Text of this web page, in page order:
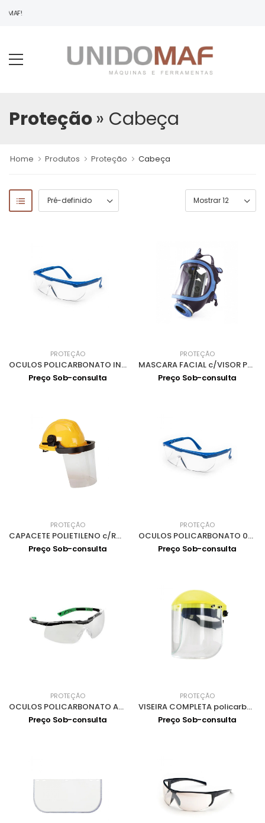
Proteção» Cabeça
Home Produtos Proteção Cabeça
PROTEÇÃO
OCULOS POLICARBONATO INCOLOR ANTIEMBACIANTE 0301001
Preço Sob-consulta
PROTEÇÃO
MASCARA FACIAL c/VISOR PANORÂMICO 731-S 0502001
Preço Sob-consulta
PROTEÇÃO
CAPACETE POLIETILENO c/RODA+VISEIRA 436 0202001
Preço Sob-consulta
PROTEÇÃO
OCULOS POLICARBONATO 0301025
Preço Sob-consulta
PROTEÇÃO
OCULOS POLICARBONATO ANTI.EMB+ RAIOS UV 0301017
Preço Sob-consulta
PROTEÇÃO
VISEIRA COMPLETA policarbonato FT2905
Preço Sob-consulta